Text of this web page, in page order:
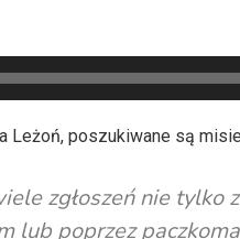
Leżoń, poszukiwane są
zgłoszeń nie tylko
lub poprzez